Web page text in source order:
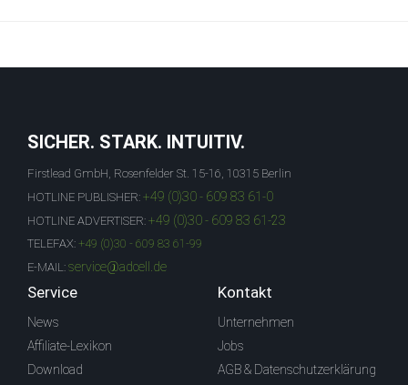
SICHER. STARK. INTUITIV.
Firstlead GmbH, Rosenfelder St. 15-16, 10315 Berlin
HOTLINE PUBLISHER: +49 (0)30 - 609 83 61-0
HOTLINE ADVERTISER: +49 (0)30 - 609 83 61-23
TELEFAX: +49 (0)30 - 609 83 61-99
E-MAIL: service@adcell.de
Service
News
Affiliate-Lexikon
Download
Kontakt
Unternehmen
Jobs
AGB & Datenschutzerklärung